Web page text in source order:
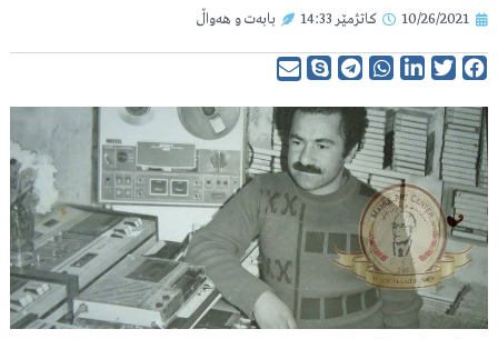
10/26/2021 کاتژمێر 14:33 بابەت و هەواڵ